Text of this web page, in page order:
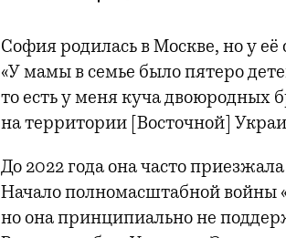
София родилась в Москве, но у
«У мамы в семье было пятеро
то есть у меня куча двоюродных
на территории [Восточной]
До 2022 года она часто
Начало полномасштабной войны
но она принципиально не